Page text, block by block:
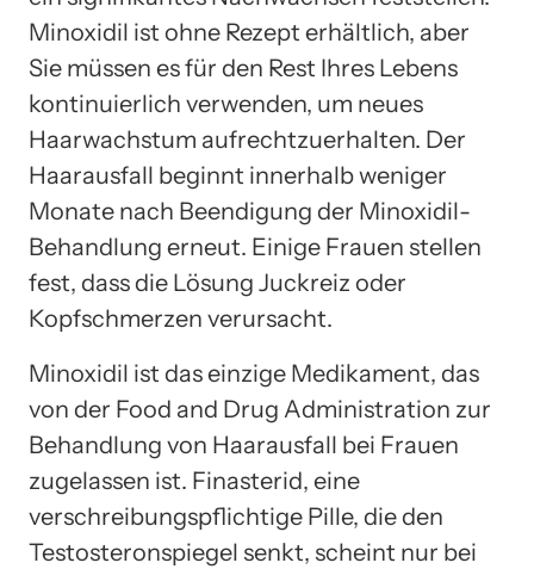
Minoxidil ist ohne Rezept erhältlich, aber
Sie müssen es für den Rest Ihres Lebens
kontinuierlich verwenden, um neues
Haarwachstum aufrechtzuerhalten. Der
Haarausfall beginnt innerhalb weniger
Monate nach Beendigung der Minoxidil-
Behandlung erneut. Einige Frauen stellen
fest, dass die Lösung Juckreiz oder
Kopfschmerzen verursacht.
Minoxidil ist das einzige Medikament, das
von der Food and Drug Administration zur
Behandlung von Haarausfall bei Frauen
zugelassen ist. Finasterid, eine
verschreibungspflichtige Pille, die den
Testosteronspiegel senkt, scheint nur bei